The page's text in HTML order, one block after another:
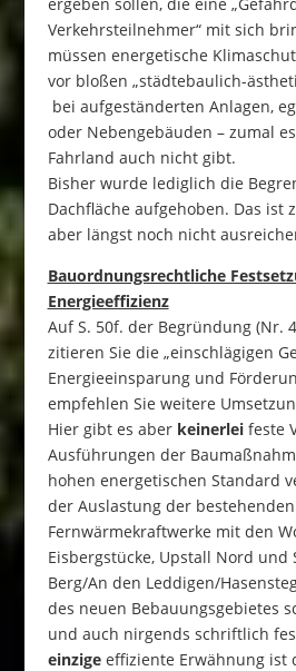
Verkehrsteilnehmer“ mit sich
müssen energetische
vor bloßen „städtebaulich-
bei aufgeständerten Anlagen,
oder Nebengebäuden – zumal
Fahrland auch nicht gibt.
Bisher wurde lediglich die
Dachfläche aufgehoben. Das ist
aber längst noch nicht
Bauordnungsrechtliche
Energieeffizienz
Auf S. 50f. der Begründung (Nr.
zitieren Sie die „einschlägigen
Energieeinsparung und
empfehlen Sie weitere
Hier gibt es aber keinerleifeste
Ausführungen der
hohen energetischen Standard
der Auslastung der bestehenden
Fernwärmekraftwerke mit den
Eisbergstücke, Upstall Nord und
Berg/An den Leddigen/
des neuen Bebauungsgebietes
und auch nirgends schriftlich
einzigeeffiziente Erwähnung ist